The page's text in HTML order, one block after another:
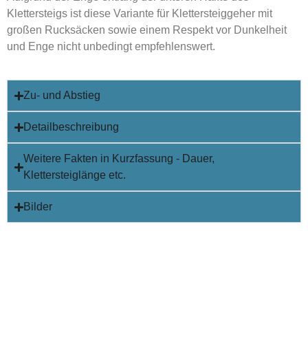
Klettersteigs ist diese Variante für Klettersteiggeher mit
großen Rucksäcken sowie einem Respekt vor Dunkelheit
und Enge nicht unbedingt empfehlenswert.
Zu- und Abstieg
Detailbeschreibung
Weitere Fakten in Kurzfassung - Dauer,
Klettersteiglänge etc.
Bilder